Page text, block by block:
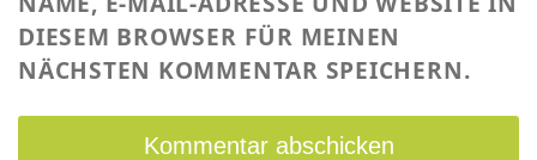
DIESEM BROWSER FÜR MEINEN
NÄCHSTEN KOMMENTAR SPEICHERN.